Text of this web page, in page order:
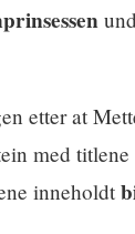
etter at
med
inneholdt